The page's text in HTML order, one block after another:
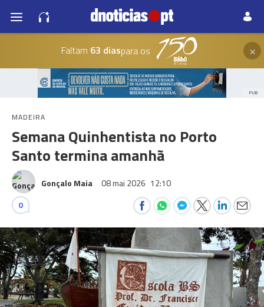
Faltam 63 diaspara os ×
PUB
MADEIRA
Semana Quinhentista no Porto
Santo termina amanhã
Gonçalo Maia 08 mai 2026 12:10
0